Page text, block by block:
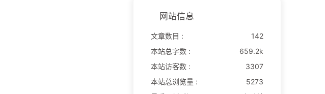
网站信息
文章数目 :
142
本站总字数 :
659.2k
本站访客数 :
3307
本站总浏览量 :
5273